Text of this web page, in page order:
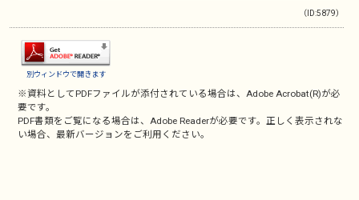
（ID:5879）
別ウィンドウで開きます
※資料としてPDFファイルが添付されている場合は、Adobe Acrobat(R)が必
要です。
PDF書類をご覧になる場合は、Adobe Readerが必要です。正しく表示されな
い場合、最新バージョンをご利用ください。